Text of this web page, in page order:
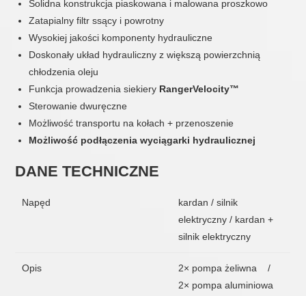
Solidna konstrukcja piaskowana i malowana proszkowo
Zatapialny filtr ssący i powrotny
Wysokiej jakości komponenty hydrauliczne
Doskonały układ hydrauliczny z większą powierzchnią
chłodzenia oleju
Funkcja prowadzenia siekiery RangerVelocity™
Sterowanie dwuręczne
Możliwość transportu na kołach + przenoszenie
Możliwość podłączenia wyciągarki hydraulicznej
DANE TECHNICZNE
Napęd
kardan / silnik
elektryczny / kardan +
silnik elektryczny
Opis
2× pompa żeliwna /
2× pompa aluminiowa